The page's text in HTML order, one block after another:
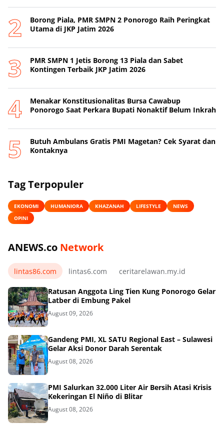
Borong Piala, PMR SMPN 2 Ponorogo Raih Peringkat
Utama di JKP Jatim 2026
PMR SMPN 1 Jetis Borong 13 Piala dan Sabet
Kontingen Terbaik JKP Jatim 2026
Menakar Konstitusionalitas Bursa Cawabup
Ponorogo Saat Perkara Bupati Nonaktif Belum Inkrah
Butuh Ambulans Gratis PMI Magetan? Cek Syarat dan
Kontaknya
Tag Terpopuler
EKONOMI HUMANIORA KHAZANAH LIFESTYLE
NEWS
OPINI
ANEWS.co Network
lintas86.com lintas6.com ceritarelawan.my.id
Ratusan Anggota Ling Tien Kung Ponorogo Gelar
Latber di Embung Pakel
August 09, 2026
Gandeng PMI, XL SATU Regional East – Sulawesi
Gelar Aksi Donor Darah Serentak
August 08, 2026
PMI Salurkan 32.000 Liter Air Bersih Atasi Krisis
Kekeringan El Niño di Blitar
August 08, 2026